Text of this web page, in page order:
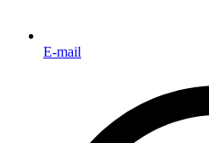
E-mail